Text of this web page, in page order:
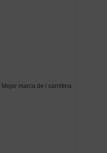
Mejor marca de l carnitina